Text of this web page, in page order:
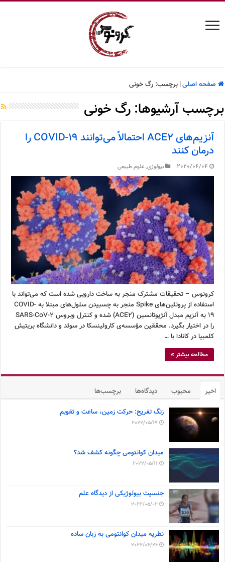
صفحه اصلی| برچسب:رگ خونی
برچسب آرشیوها:رگ خونی
آنزیم‌های ACE2 احتمالاً می‌توانند COVID-19 را
درمان کنند
2020/04/04 بیولوژی,علوم طبیعی
کرونوس – تحقیقات مشترک منجر به ساخت دارویی شده است که می‌تواند با
استفاده از پروتئین‌های Spike منجر به چسبیدن سلول‌های مبتلا به COVID-
19 به آنزیم مبدل آنژیوتانسین (ACE2) شده و کنترل ویروس SARS-CoV-2
را در اختیار بگیرد. محققین مؤسسه‌ی کارولینسکا در سوئد و دانشگاه بریتیش
کلمبیا در کانادا با …
مطالعه بیشتر »
اخیر محبوب دیدگاه‌ها برچسب‌ها
زنگ تفریح: حرکت زمین، ساعت و تقویم
2022/05/19
میدان کوانتومی چگونه کشف شد؟
2022/05/11
جنسیت بیولوژیکی از دیدگاه علم
2022/05/02
نظریه میدان کوانتومی به زبان ساده
2022/04/26